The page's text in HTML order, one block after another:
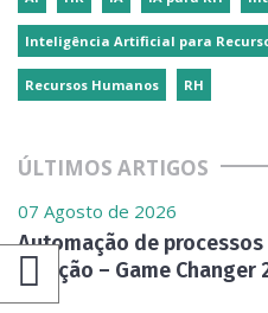
Inteligência Artificial para
Recursos Humanos RH
ÚLTIMOS ARTIGOS
07 Agosto de 2026
Automação de
seleção – Game Changer